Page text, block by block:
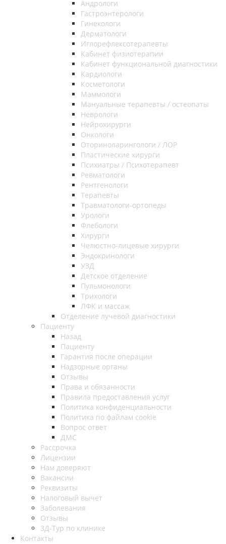
Андрологи
Гастроэнтерологи
Гинекологи
Дерматологи
Иглорефлексотерапевты
Кабинет физиотерапии
Кабинет функциональной диагностики
Кардиологи
Косметологи
Маммологи
Мануальные терапевты / остеопаты
Неврологи
Нейрохирурги
Онкологи
Оториноларингологи / ЛОР
Пластические хирурги
Психиатры / Психотерапевт
Ревматологи
Рентгенологи
Терапевты
Травматологи-ортопеды
Урологи
Флебологи
Хирурги
Челюстно-лицевые хирурги
Эндокринологи
УЗД
Детское отделение
Пульмонологи
Трихологи
ЛФК и массаж
Отделение лучевой диагностики
Пациенту
Назад
Пациенту
Гарантия после операции
Надзорные органы
Отзывы
Права и обязанности
Правила предоставления услуг
Политика конфиденциальности
Политика по файлам cookie
Вопрос ответ
ДМС
Рассрочка
Лицензии
Нам доверяют
Вакансии
Реквизиты
Налоговый вычет
Заболевания
Отзывы
3Д-Тур по клинике
Контакты